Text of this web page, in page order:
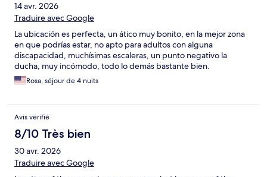
14 avr. 2026
Traduire avec Google
La ubicación es perfecta, un ático muy bonito, en la mejor zona
en que podrías estar, no apto para adultos con alguna
discapacidad, muchísimas escaleras, un punto negativo la
ducha, muy incómodo, todo lo demás bastante bien.
Rosa, séjour de 4 nuits
Avis vérifié
8/10 Très bien
30 avr. 2026
Traduire avec Google